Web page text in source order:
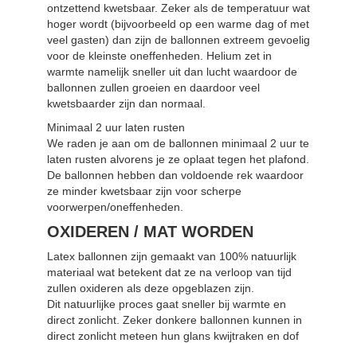
ontzettend kwetsbaar. Zeker als de temperatuur wat
hoger wordt (bijvoorbeeld op een warme dag of met
veel gasten) dan zijn de ballonnen extreem gevoelig
voor de kleinste oneffenheden. Helium zet in
warmte namelijk sneller uit dan lucht waardoor de
ballonnen zullen groeien en daardoor veel
kwetsbaarder zijn dan normaal.
Minimaal 2 uur laten rusten
We raden je aan om de ballonnen minimaal 2 uur te
laten rusten alvorens je ze oplaat tegen het plafond.
De ballonnen hebben dan voldoende rek waardoor
ze minder kwetsbaar zijn voor scherpe
voorwerpen/oneffenheden.
OXIDEREN / MAT WORDEN
Latex ballonnen zijn gemaakt van 100% natuurlijk
materiaal wat betekent dat ze na verloop van tijd
zullen oxideren als deze opgeblazen zijn.
Dit natuurlijke proces gaat sneller bij warmte en
direct zonlicht. Zeker donkere ballonnen kunnen in
direct zonlicht meteen hun glans kwijtraken en dof